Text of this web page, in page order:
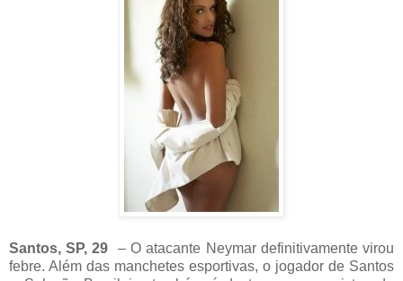
Santos, SP, 29 – O atacante Neymar definitivamente virou
febre. Além das manchetes esportivas, o jogador de Santos